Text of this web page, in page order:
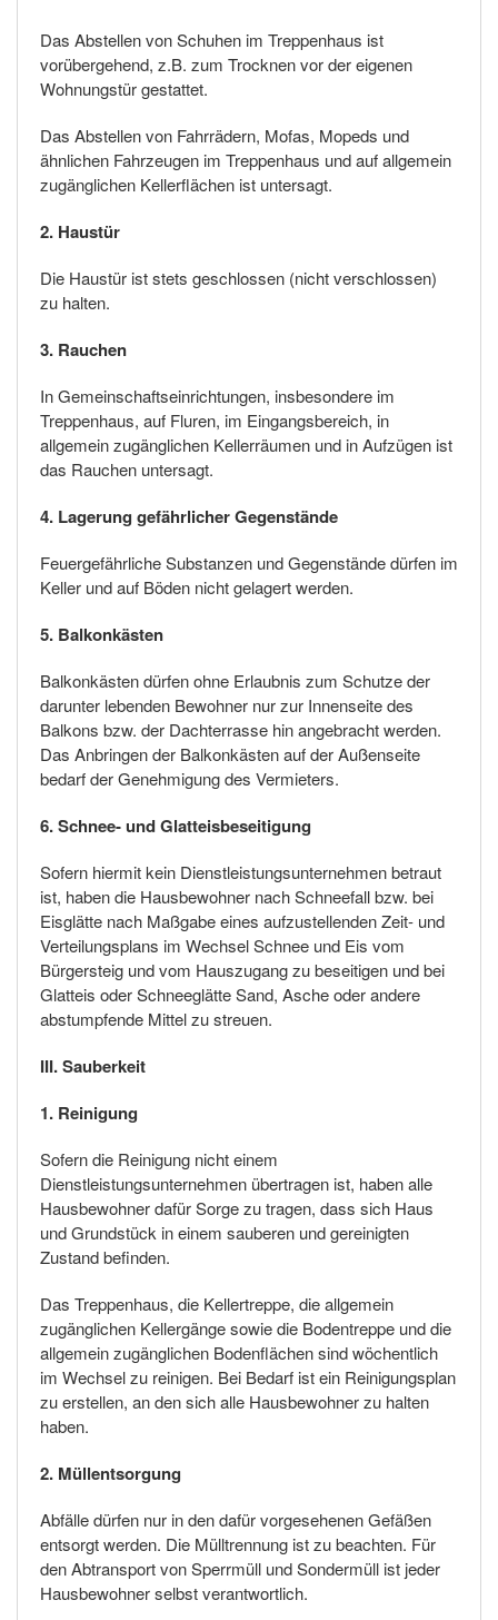
Das Abstellen von Schuhen im Treppenhaus ist
vorübergehend, z.B. zum Trocknen vor der eigenen
Wohnungstür gestattet.
Das Abstellen von Fahrrädern, Mofas, Mopeds und
ähnlichen Fahrzeugen im Treppenhaus und auf allgemein
zugänglichen Kellerflächen ist untersagt.
2. Haustür
Die Haustür ist stets geschlossen (nicht verschlossen)
zu halten.
3. Rauchen
In Gemeinschaftseinrichtungen, insbesondere im
Treppenhaus, auf Fluren, im Eingangsbereich, in
allgemein zugänglichen Kellerräumen und in Aufzügen ist
das Rauchen untersagt.
4. Lagerung gefährlicher Gegenstände
Feuergefährliche Substanzen und Gegenstände dürfen im
Keller und auf Böden nicht gelagert werden.
5. Balkonkästen
Balkonkästen dürfen ohne Erlaubnis zum Schutze der
darunter lebenden Bewohner nur zur Innenseite des
Balkons bzw. der Dachterrasse hin angebracht werden.
Das Anbringen der Balkonkästen auf der Außenseite
bedarf der Genehmigung des Vermieters.
6. Schnee- und Glatteisbeseitigung
Sofern hiermit kein Dienstleistungsunternehmen betraut
ist, haben die Hausbewohner nach Schneefall bzw. bei
Eisglätte nach Maßgabe eines aufzustellenden Zeit- und
Verteilungsplans im Wechsel Schnee und Eis vom
Bürgersteig und vom Hauszugang zu beseitigen und bei
Glatteis oder Schneeglätte Sand, Asche oder andere
abstumpfende Mittel zu streuen.
III. Sauberkeit
1. Reinigung
Sofern die Reinigung nicht einem
Dienstleistungsunternehmen übertragen ist, haben alle
Hausbewohner dafür Sorge zu tragen, dass sich Haus
und Grundstück in einem sauberen und gereinigten
Zustand befinden.
Das Treppenhaus, die Kellertreppe, die allgemein
zugänglichen Kellergänge sowie die Bodentreppe und die
allgemein zugänglichen Bodenflächen sind wöchentlich
im Wechsel zu reinigen. Bei Bedarf ist ein Reinigungsplan
zu erstellen, an den sich alle Hausbewohner zu halten
haben.
2. Müllentsorgung
Abfälle dürfen nur in den dafür vorgesehenen Gefäßen
entsorgt werden. Die Mülltrennung ist zu beachten. Für
den Abtransport von Sperrmüll und Sondermüll ist jeder
Hausbewohner selbst verantwortlich.